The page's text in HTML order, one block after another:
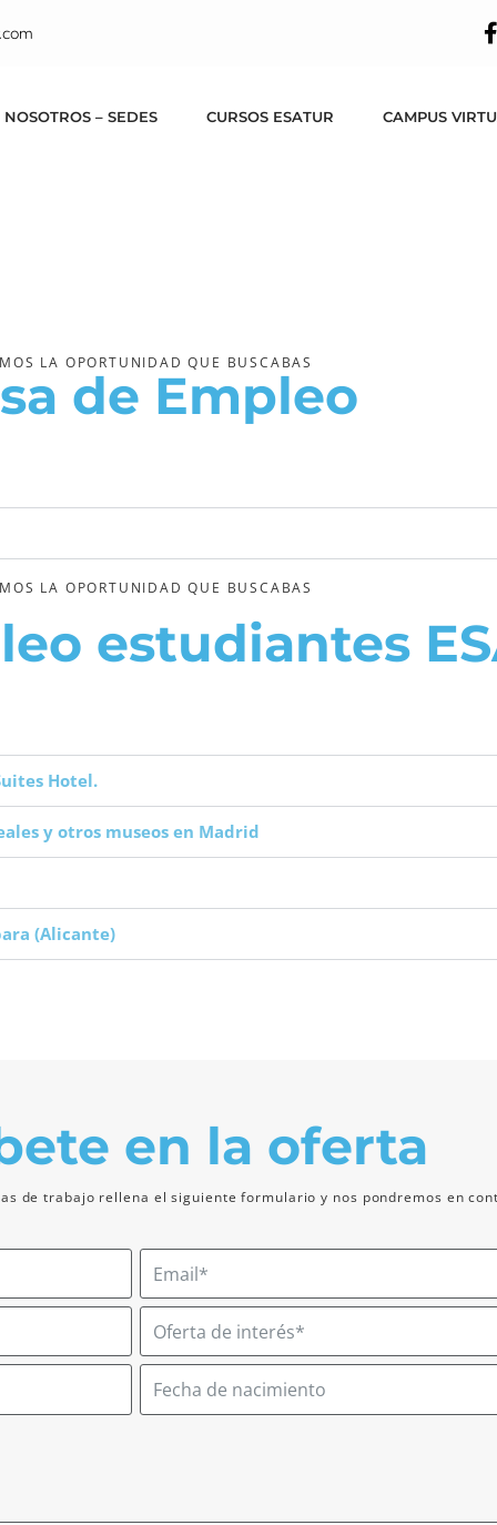
– SEDES CURSOS ESATUR CAMPUS
LA OPORTUNIDAD QUE BUSCABAS
de Empleo
LA OPORTUNIDAD QUE BUSCABAS
estudiantes
Hotel.
y otros museos en Madrid
(Alicante)
en la oferta
de trabajo rellena el siguiente formulario y nos pondremos en